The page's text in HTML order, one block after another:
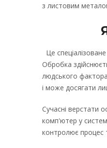
з листовим
Це
Обробка
людського
і може досягати
Сучасні верстати
комп'ютер у
контролює процес